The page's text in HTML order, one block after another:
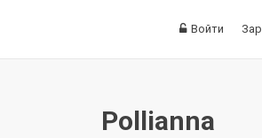
Войти
Pollianna